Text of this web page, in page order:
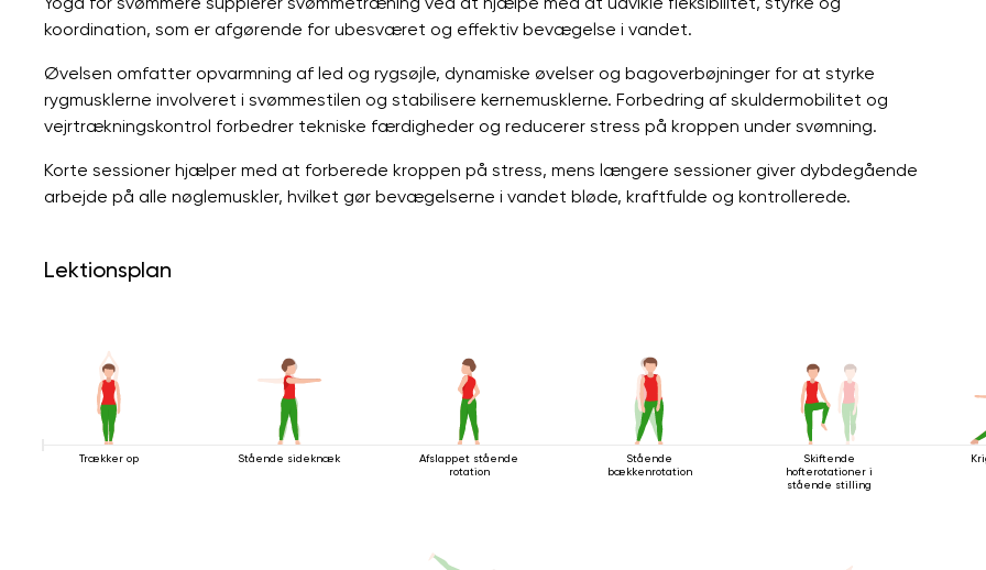
koordination, som er afgørende for ubesværet og effektiv bevægelse i vandet.
Øvelsen omfatter opvarmning af led og rygsøjle, dynamiske øvelser og bagoverbøjninger for at styrke
rygmusklerne involveret i svømmestilen og stabilisere kernemusklerne. Forbedring af skuldermobilitet og
vejrtrækningskontrol forbedrer tekniske færdigheder og reducerer stress på kroppen under svømning.
Korte sessioner hjælper med at forberede kroppen på stress, mens længere sessioner giver dybdegående
arbejde på alle nøglemuskler, hvilket gør bevægelserne i vandet bløde, kraftfulde og kontrollerede.
Lektionsplan
Trækker op Stående sideknæk
Afslappet stående
rotation
Stående
bækkenrotation
Skiftende
hofterotationer i
stående stilling